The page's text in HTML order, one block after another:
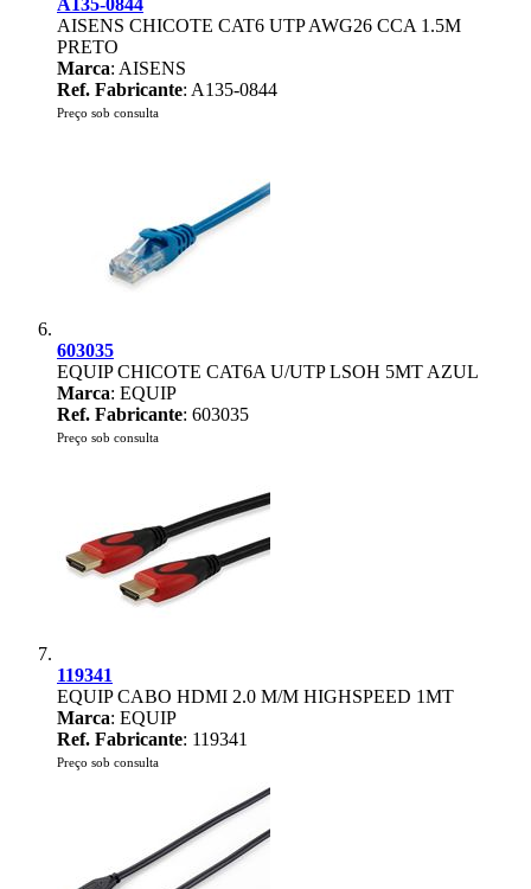
A135-0844
AISENS CHICOTE CAT6 UTP AWG26 CCA 1.5M
PRETO
Marca: AISENS
Ref. Fabricante: A135-0844
Preço sob consulta
603035
EQUIP CHICOTE CAT6A U/UTP LSOH 5MT AZUL
Marca: EQUIP
Ref. Fabricante: 603035
Preço sob consulta
119341
EQUIP CABO HDMI 2.0 M/M HIGHSPEED 1MT
Marca: EQUIP
Ref. Fabricante: 119341
Preço sob consulta